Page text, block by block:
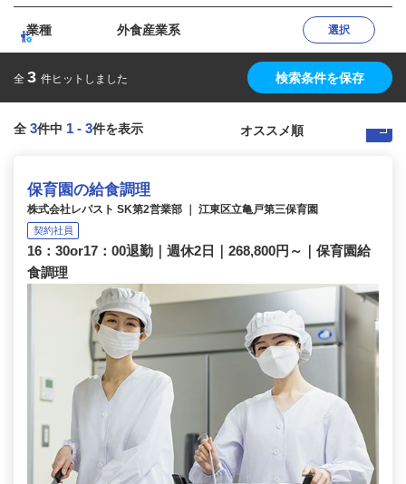
業種 外食産業系 選択
全 3 件ヒットしました 検索条件を保存
全 3件中 1 - 3件を表示
保育園の給食調理
株式会社レパスト SK第2営業部 ｜ 江東区立亀戸第三保育園
契約社員
16：30or17：00退勤｜週休2日｜268,800円～｜保育園給
食調理